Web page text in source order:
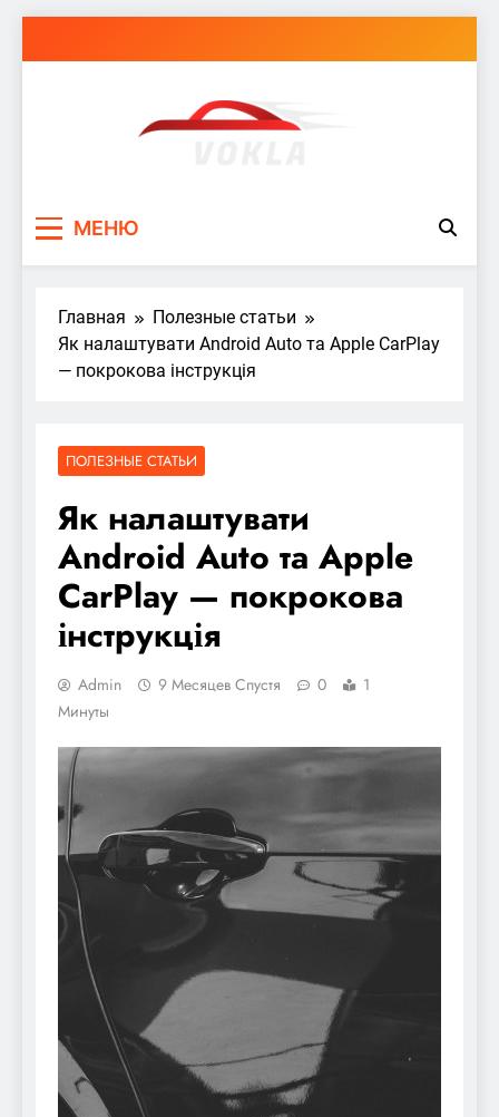
МЕНЮ
Главная
Полезные статьи
Як налаштувати Android Auto та Apple CarPlay
— покрокова інструкція
ПОЛЕЗНЫЕ СТАТЬИ
Як налаштувати
Android Auto та Apple
CarPlay — покрокова
інструкція
Admin 9 Месяцев Спустя 0
1
Минуты